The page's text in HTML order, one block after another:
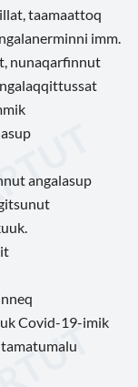
taamaattoq
imm.
nunaqarfinnut
angalasup
Covid-19-imik